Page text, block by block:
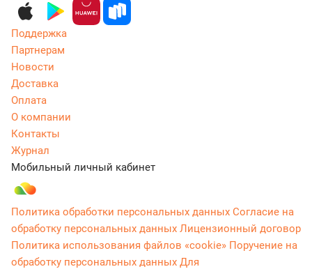
Поддержка
Партнерам
Новости
Доставка
Оплата
О компании
Контакты
Журнал
Мобильный личный кабинет
Политика обработки персональных данных Согласие на
обработку персональных данных Лицензионный договор
Политика использования файлов «cookie» Поручение на
обработку персональных данных Для